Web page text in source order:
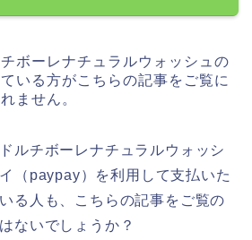
ボーレナチュラルウォッシュの
いる方がこちらの記事をご覧に
ません。
ルチボーレナチュラルウォッシ
（paypay）を利用して支払いた
る人も、こちらの記事をご覧の
ないでしょうか？